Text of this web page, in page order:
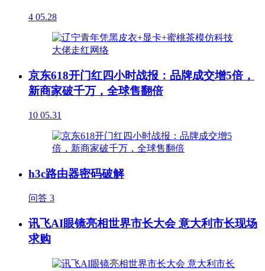
4 05.28
京东618开门红四小时战报：品牌成交增5倍，
新商家破千万，全球售翻倍
10 05.31
h3c路由器密码破解
问答 3
讯飞AI眼镜亮相世界市长大会 意大利市长现场
求购